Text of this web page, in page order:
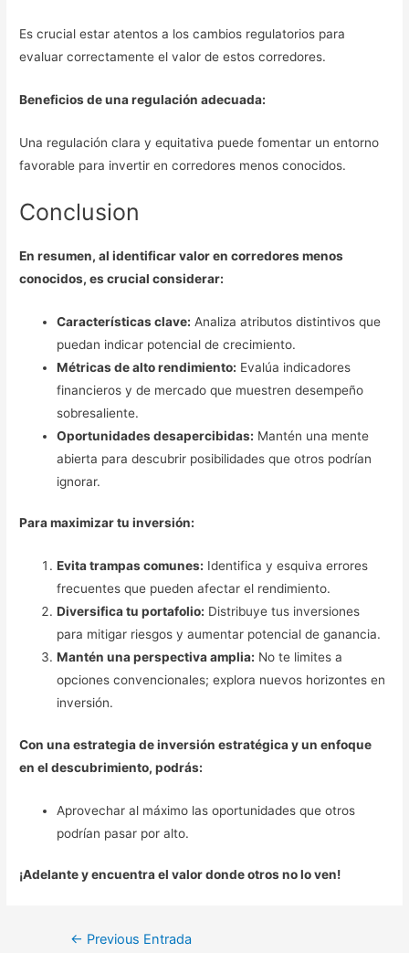
Es crucial estar atentos a los cambios regulatorios para
evaluar correctamente el valor de estos corredores.
Beneficios de una regulación adecuada:
Una regulación clara y equitativa puede fomentar un entorno
favorable para invertir en corredores menos conocidos.
Conclusion
En resumen, al identificar valor en corredores menos
conocidos, es crucial considerar:
Características clave: Analiza atributos distintivos que
puedan indicar potencial de crecimiento.
Métricas de alto rendimiento: Evalúa indicadores
financieros y de mercado que muestren desempeño
sobresaliente.
Oportunidades desapercibidas: Mantén una mente
abierta para descubrir posibilidades que otros podrían
ignorar.
Para maximizar tu inversión:
Evita trampas comunes: Identifica y esquiva errores
frecuentes que pueden afectar el rendimiento.
Diversifica tu portafolio: Distribuye tus inversiones
para mitigar riesgos y aumentar potencial de ganancia.
Mantén una perspectiva amplia: No te limites a
opciones convencionales; explora nuevos horizontes en
inversión.
Con una estrategia de inversión estratégica y un enfoque
en el descubrimiento, podrás:
Aprovechar al máximo las oportunidades que otros
podrían pasar por alto.
¡Adelante y encuentra el valor donde otros no lo ven!
Navegación
← Previous Entrada